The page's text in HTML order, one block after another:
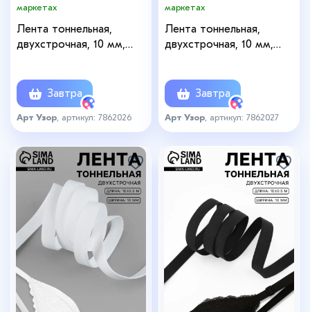
маркетах
Лента тоннельная,
двухстрочная, 10 мм,
Завтра
Арт Узор , артикул: 7862026
маркетах
Лента тоннельная,
двухстрочная, 10 мм,
Завтра
Арт Узор , артикул: 7862027